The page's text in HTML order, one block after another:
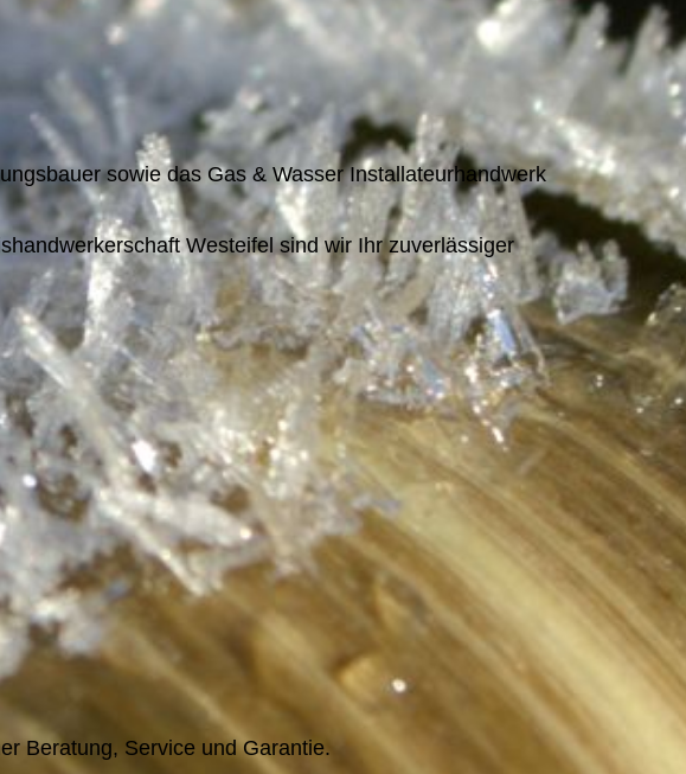
sowie das Gas & Wasser Installateurhandwerk
Westeifel sind wir Ihr zuverlässiger
Beratung, Service und Garantie.